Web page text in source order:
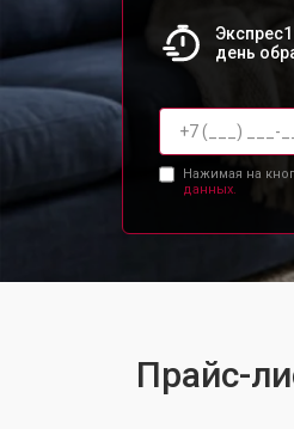
день
Нажимая на
данных.
Прайс-